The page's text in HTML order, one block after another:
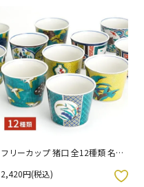
フリーカップ 猪口 全12種類 名品
2,420円(税込)